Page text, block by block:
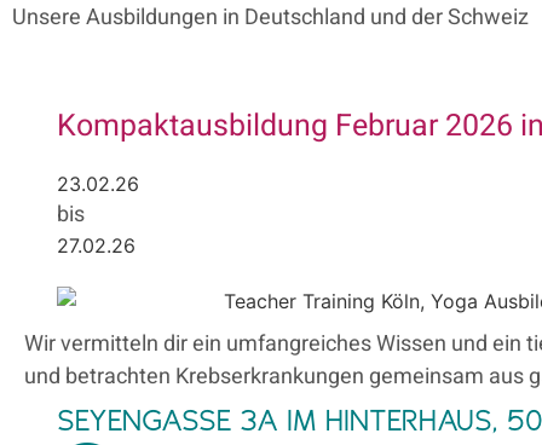
Unsere Ausbildungen in Deutschland und der Schweiz
Kompaktausbildung Februar 2026
23.02.26
bis
27.02.26
Wir vermitteln dir ein umfangreiches Wissen und ein
und betrachten Krebserkrankungen gemeinsam aus
SEYENGASSE 3A IM HINTERHAUS,